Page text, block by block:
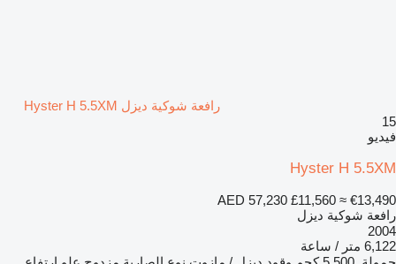
رافعة شوكية ديزل Hyster H 5.5XM
15
فيديو
Hyster H 5.5XM
AED 57,230 £11,560 ≈ €13,490
رافعة شوكية ديزل
2004
6,122 متر / ساعة